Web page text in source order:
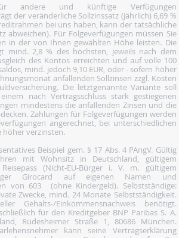
Für andere und künftige Verfügungen
der veränderliche Sollzinssatz (jährlich) 6,69 %
bei uns haben, kann der tatsächliche
abweichen). Für Folgeverfügungen müssen Sie
in der von Ihnen gewählten Höhe leisten. Die
mind. 2,8 % des höchsten, jeweils nach dem
des Kontos erreichten und auf volle 100
mind. jedoch 9,10 EUR, oder - sofern höher
anfallenden Sollzinsen zzgl. Kosten
Die letztgenannte Variante soll
nach Vertragsschluss stark gestiegenen
mindestens die anfallenden Zinsen und die
Zahlungen für Folgeverfügungen werden
angerechnet, bei unterschiedlichen
höher verzinsten.
Beispiel gem. § 17 Abs. 4 PAngV. Gültig
mit Wohnsitz in Deutschland, gültigem
(Nicht-EU-Bürger i. V. m. gültigem
Girocard auf eigenen Namen und
von 603  (ohne Kindergeld). Selbstständige:
Zwecke, mind. 24 Monate Selbstständigkeit.
Gehalts-/Einkommensnachweis benötigt.
für den Kreditgeber BNP Paribas S. A.
Rüdesheimer Straße 1, 80686 München.
kann seine Vertragserklärung